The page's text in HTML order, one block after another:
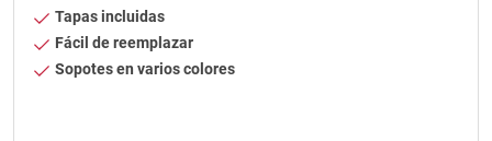
Tapas incluidas
Fácil de reemplazar
Sopotes en varios colores